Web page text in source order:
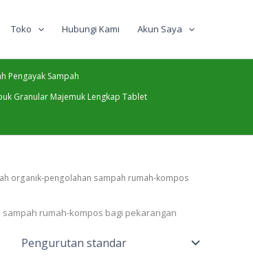
Toko Hubungi Kami Akun Saya
Pengayak Sampah
Granular Majemuk Lengkap Tablet
organik-pengolahan sampah rumah-kompos
rumah-kompos bagi pekarangan